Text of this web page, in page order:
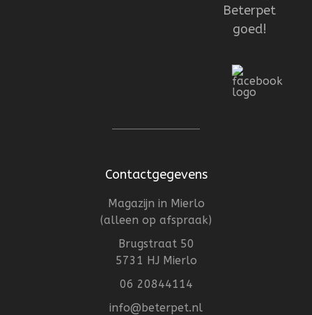
Beterpet
goed!
Contactgegevens
Magazijn in Mierlo
(alleen op afspraak)
Brugstraat 50
5731 HJ Mierlo
06 20844114
info@beterpet.nl